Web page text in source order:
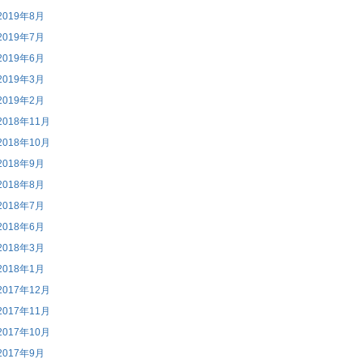
年8月
年7月
年6月
年3月
年2月
年11月
年10月
年9月
年8月
年7月
年6月
年3月
年1月
年12月
年11月
年10月
年9月